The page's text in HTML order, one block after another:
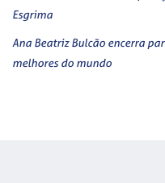
Esgrima
Ana Beatriz Bulcão encerra
melhores do mundo